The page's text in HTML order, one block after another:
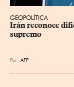
GEOPOLÍTICA
Irán reconoce
supremo
Por AFP